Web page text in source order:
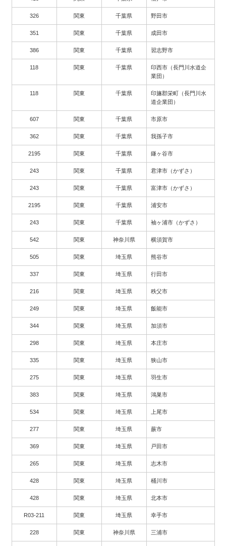
326 関東 千葉県 野田市
351 関東 千葉県 成田市
386 関東 千葉県 習志野市
118 関東 千葉県
印西市（長門川水道企
業団）
118 関東 千葉県
印旛郡栄町（長門川水
道企業団）
607 関東 千葉県 市原市
362 関東 千葉県 我孫子市
2195 関東 千葉県 鎌ヶ谷市
243 関東 千葉県 君津市（かずさ）
243 関東 千葉県 富津市（かずさ）
2195 関東 千葉県 浦安市
243 関東 千葉県 袖ヶ浦市（かずさ）
542 関東 神奈川県 横須賀市
505 関東 埼玉県 熊谷市
337 関東 埼玉県 行田市
216 関東 埼玉県 秩父市
249 関東 埼玉県 飯能市
344 関東 埼玉県 加須市
298 関東 埼玉県 本庄市
335 関東 埼玉県 狭山市
275 関東 埼玉県 羽生市
383 関東 埼玉県 鴻巣市
534 関東 埼玉県 上尾市
277 関東 埼玉県 蕨市
369 関東 埼玉県 戸田市
265 関東 埼玉県 志木市
428 関東 埼玉県 桶川市
428 関東 埼玉県 北本市
R03-211 関東 埼玉県 幸手市
228 関東 神奈川県 三浦市